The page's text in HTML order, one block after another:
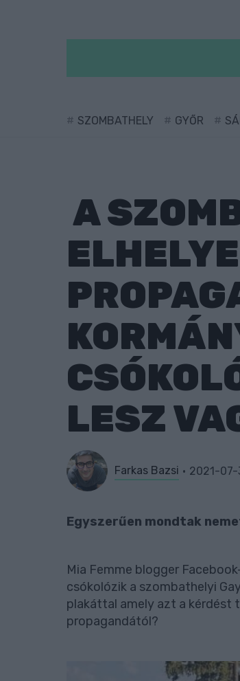
SZOMBATHELY GYŐR
A
LESZ
Farkas Bazsi 2021-07-
Egyszerűen mondtak
Mia Femme blogger
csókolózik a szombathelyi
plakáttal amely azt a kérdést
propagandától?